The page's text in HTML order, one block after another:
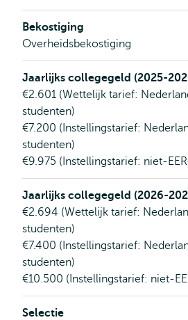
Bekostiging
Overheidsbekostiging
Jaarlijks collegegeld (2025-
€2.601 (Wettelijk tarief:
studenten)
€7.200 (Instellingstarief:
studenten)
€9.975 (Instellingstarief: niet-
Jaarlijks collegegeld (2026-
€2.694 (Wettelijk tarief:
studenten)
€7.400 (Instellingstarief:
studenten)
€10.500 (Instellingstarief: niet-
Selectie